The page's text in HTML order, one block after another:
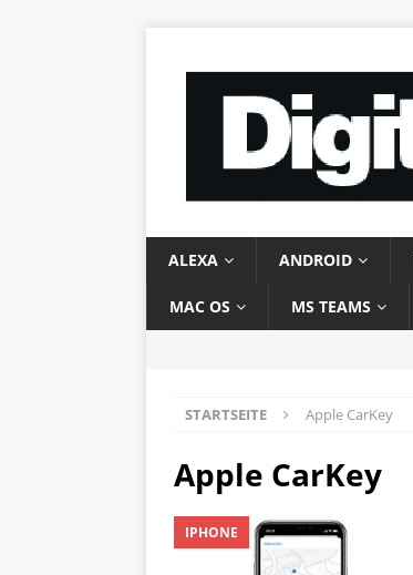
ALEXA ANDROID
MAC OS MS TEAMS
STARTSEITE Apple CarKey
Apple CarKey
IPHONE